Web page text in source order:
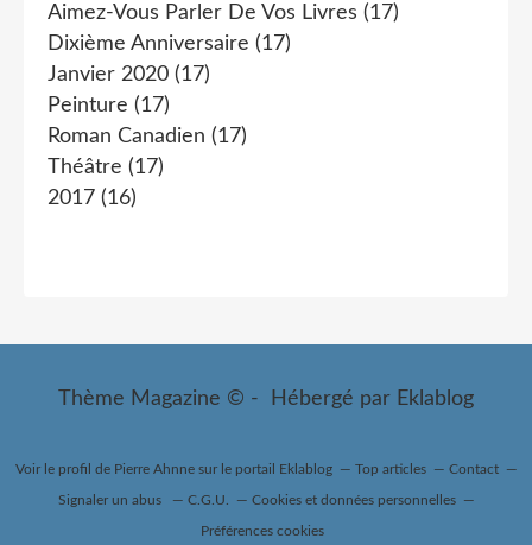
Aimez-Vous Parler De Vos Livres (17)
Dixième Anniversaire (17)
Janvier 2020 (17)
Peinture (17)
Roman Canadien (17)
Théâtre (17)
2017 (16)
Thème Magazine © - Hébergé par Eklablog
Voir le profil de Pierre Ahnnesur le portail Eklablog Top articles Contact
Signaler un abus C.G.U. Cookies et données personnelles
Préférences cookies